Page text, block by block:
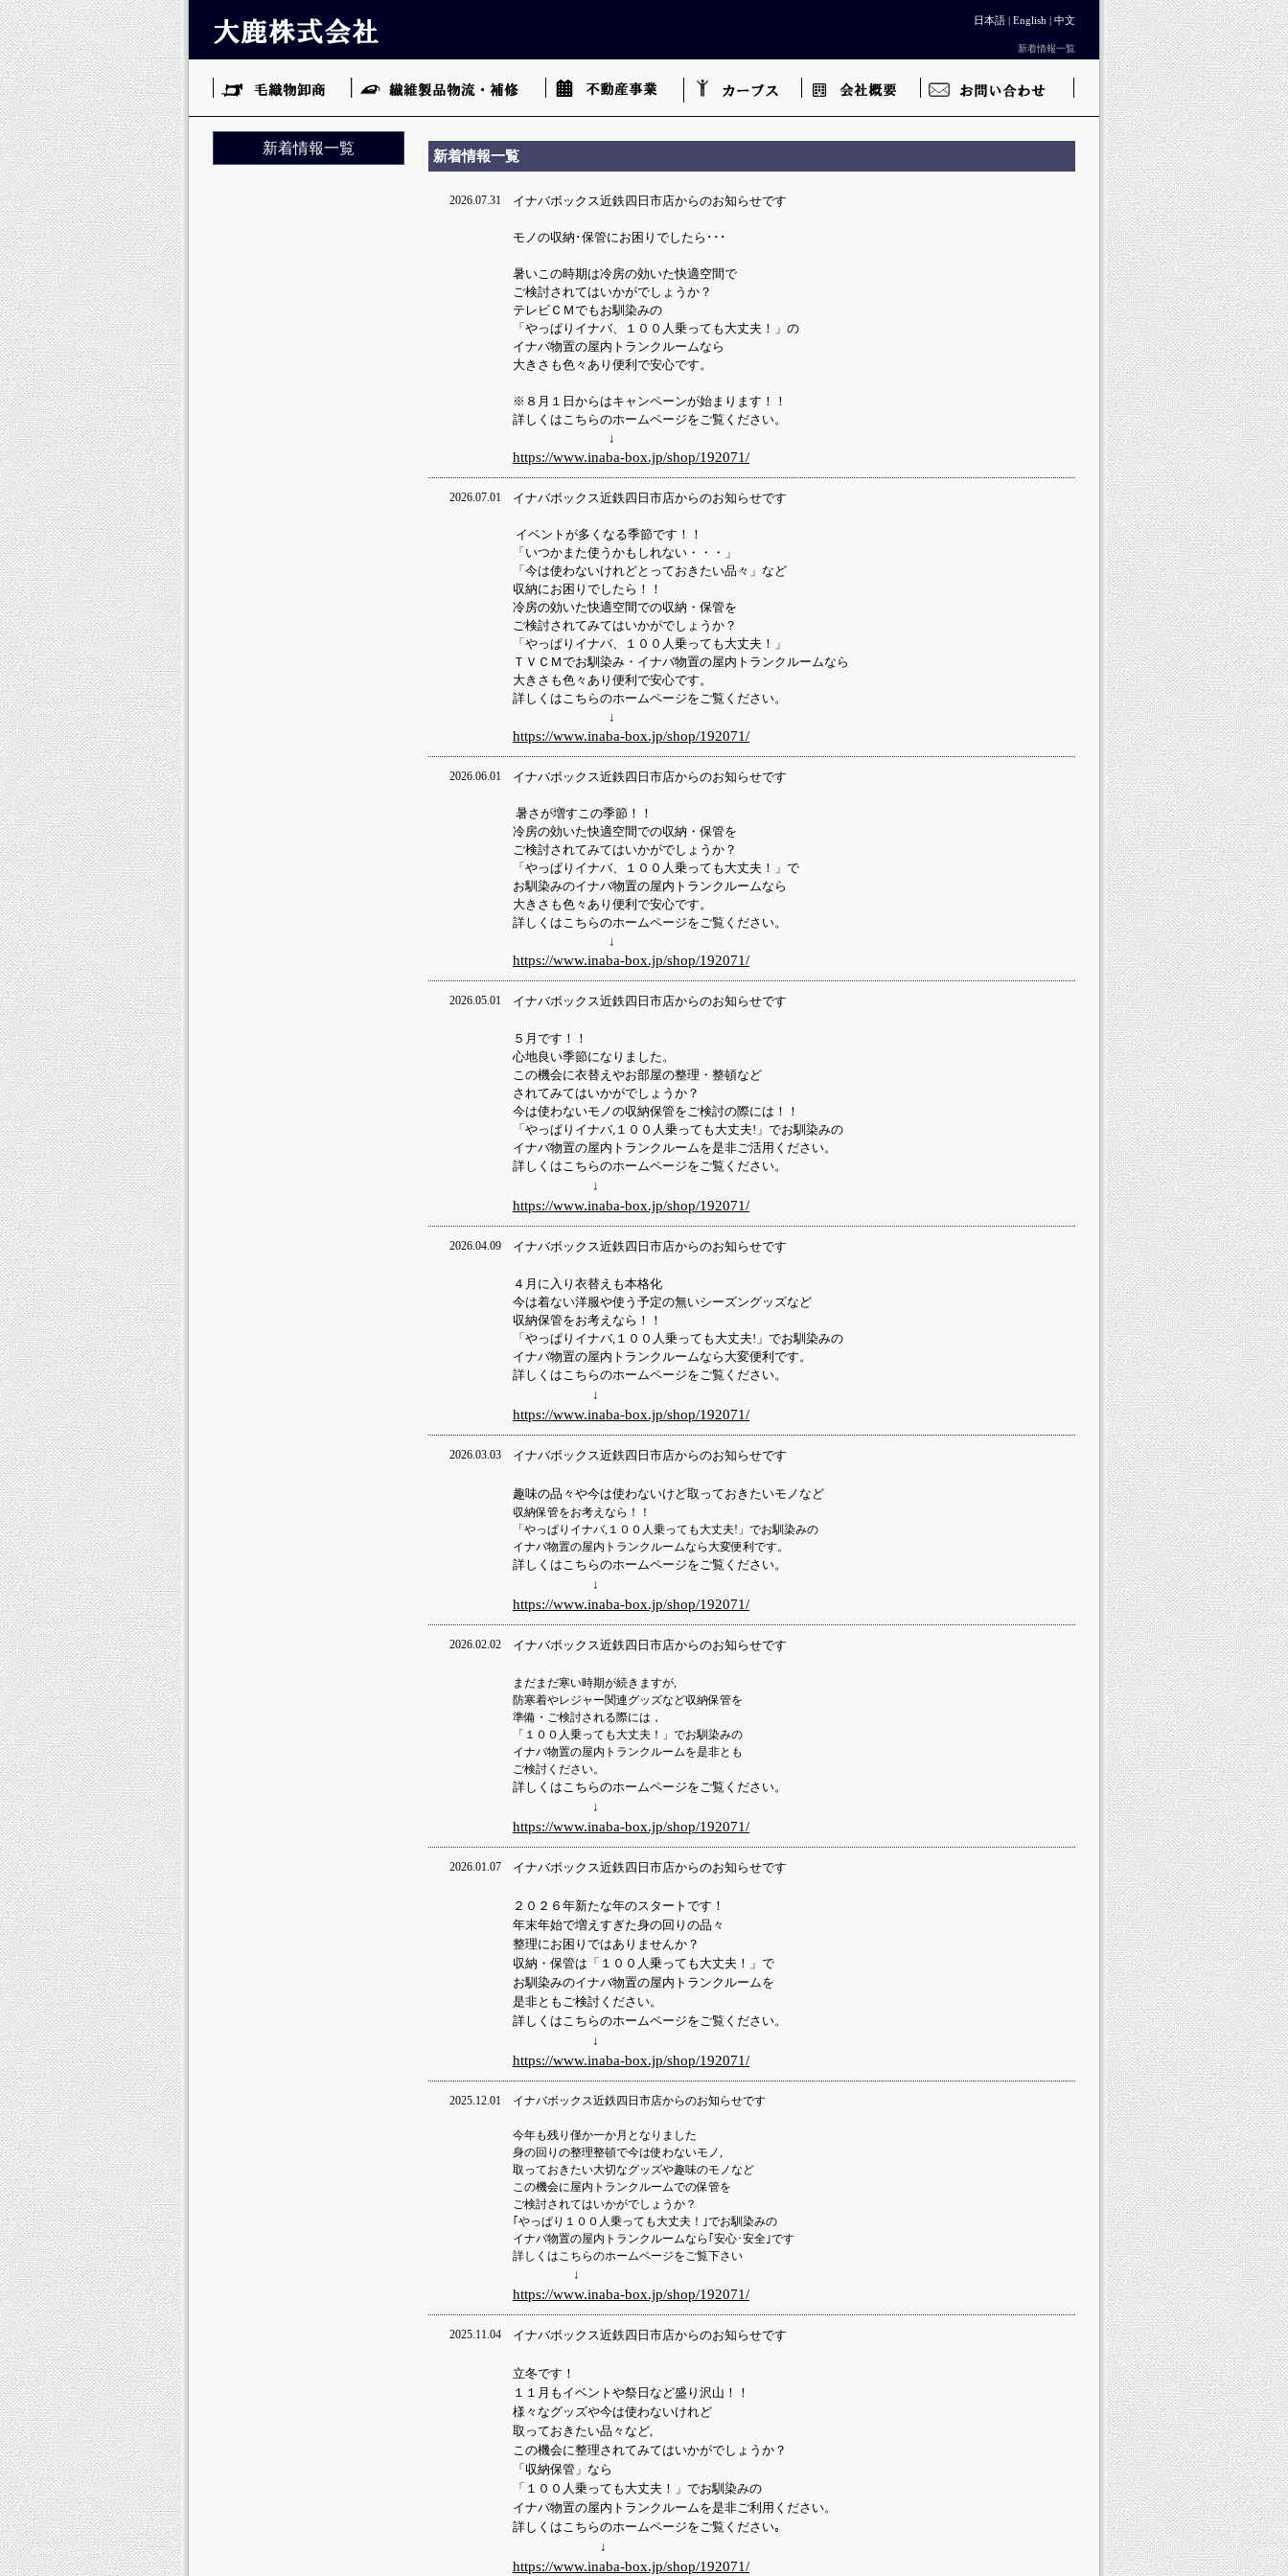
日本語 | English | 中文
新着情報一覧
新着情報一覧 新着情報一覧
2026.07.31 イナバボックス近鉄四日市店からのお知らせです
モノの収納･保管にお困りでしたら･･･
暑いこの時期は冷房の効いた快適空間で
ご検討されてはいかがでしょうか？
テレビＣＭでもお馴染みの
「やっぱりイナバ、１００人乗っても大丈夫！」の
イナバ物置の屋内トランクルームなら
大きさも色々あり便利で安心です。
※８月１日からはキャンペーンが始まります！！
詳しくはこちらのホームページをご覧ください。
↓
https://www.inaba-box.jp/shop/192071/
2026.07.01 イナバボックス近鉄四日市店からのお知らせです
イベントが多くなる季節です！！
「いつかまた使うかもしれない・・・」
「今は使わないけれどとっておきたい品々」など
収納にお困りでしたら！！
冷房の効いた快適空間での収納・保管を
ご検討されてみてはいかがでしょうか？
「やっぱりイナバ、１００人乗っても大丈夫！」
ＴＶＣＭでお馴染み・イナバ物置の屋内トランクルームなら
大きさも色々あり便利で安心です。
詳しくはこちらのホームページをご覧ください。
↓
https://www.inaba-box.jp/shop/192071/
2026.06.01 イナバボックス近鉄四日市店からのお知らせです
暑さが増すこの季節！！
冷房の効いた快適空間での収納・保管を
ご検討されてみてはいかがでしょうか？
「やっぱりイナバ、１００人乗っても大丈夫！」で
お馴染みのイナバ物置の屋内トランクルームなら
大きさも色々あり便利で安心です。
詳しくはこちらのホームページをご覧ください。
↓
https://www.inaba-box.jp/shop/192071/
2026.05.01 イナバボックス近鉄四日市店からのお知らせです
５月です！！
心地良い季節になりました。
この機会に衣替えやお部屋の整理・整頓など
されてみてはいかがでしょうか？
今は使わないモノの収納保管をご検討の際には！！
「やっぱりイナバ,１００人乗っても大丈夫!」でお馴染みの
イナバ物置の屋内トランクルームを是非ご活用ください。
詳しくはこちらのホームページをご覧ください。
↓
https://www.inaba-box.jp/shop/192071/
2026.04.09 イナバボックス近鉄四日市店からのお知らせです
４月に入り衣替えも本格化
今は着ない洋服や使う予定の無いシーズングッズなど
収納保管をお考えなら！！
「やっぱりイナバ,１００人乗っても大丈夫!」でお馴染みの
イナバ物置の屋内トランクルームなら大変便利です。
詳しくはこちらのホームページをご覧ください。
↓
https://www.inaba-box.jp/shop/192071/
2026.03.03 イナバボックス近鉄四日市店からのお知らせです
趣味の品々や今は使わないけど取っておきたいモノなど
収納保管をお考えなら！！
「やっぱりイナバ,１００人乗っても大丈夫!」でお馴染みの
イナバ物置の屋内トランクルームなら大変便利です。
詳しくはこちらのホームページをご覧ください。
↓
https://www.inaba-box.jp/shop/192071/
2026.02.02 イナバボックス近鉄四日市店からのお知らせです
まだまだ寒い時期が続きますが,
防寒着やレジャー関連グッズなど収納保管を
準備・ご検討される際には，
「１００人乗っても大丈夫！」でお馴染みの
イナバ物置の屋内トランクルームを是非とも
ご検討ください。
詳しくはこちらのホームページをご覧ください。
↓
https://www.inaba-box.jp/shop/192071/
2026.01.07 イナバボックス近鉄四日市店からのお知らせです
２０２６年新たな年のスタートです！
年末年始で増えすぎた身の回りの品々
整理にお困りではありませんか？
収納・保管は「１００人乗っても大丈夫！」で
お馴染みのイナバ物置の屋内トランクルームを
是非ともご検討ください。
詳しくはこちらのホームページをご覧ください。
↓
https://www.inaba-box.jp/shop/192071/
2025.12.01 イナバボックス近鉄四日市店からのお知らせです
今年も残り僅か一か月となりました
身の回りの整理整頓で今は使わないモノ,
取っておきたい大切なグッズや趣味のモノなど
この機会に屋内トランクルームでの保管を
ご検討されてはいかがでしょうか？
｢やっぱり１００人乗っても大丈夫！｣でお馴染みの
イナバ物置の屋内トランクルームなら｢安心･安全｣です
詳しくはこちらのホームページをご覧下さい
↓
https://www.inaba-box.jp/shop/192071/
2025.11.04 イナバボックス近鉄四日市店からのお知らせです
立冬です！
１１月もイベントや祭日など盛り沢山！！
様々なグッズや今は使わないけれど
取っておきたい品々など,
この機会に整理されてみてはいかがでしょうか？
「収納保管」なら
「１００人乗っても大丈夫！」でお馴染みの
イナバ物置の屋内トランクルームを是非ご利用ください。
詳しくはこちらのホームページをご覧ください｡
↓
https://www.inaba-box.jp/shop/192071/